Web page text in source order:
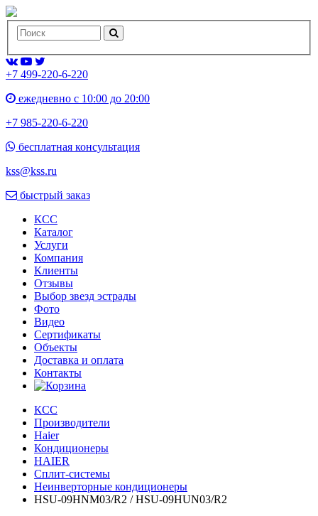
+7 499-220-6-220
ежедневно с 10:00 до 20:00
+7 985-220-6-220
бесплатная консультация
kss@kss.ru
быстрый заказ
КСС
Каталог
Услуги
Компания
Клиенты
Oтзывы
Выбор звезд эстрады
Фото
Видео
Сертификаты
Объекты
Доставка и оплата
Контакты
КСС
Производители
Haier
Кондиционеры
HAIER
Сплит-системы
Неинверторные кондиционеры
HSU-09HNM03/R2 / HSU-09HUN03/R2